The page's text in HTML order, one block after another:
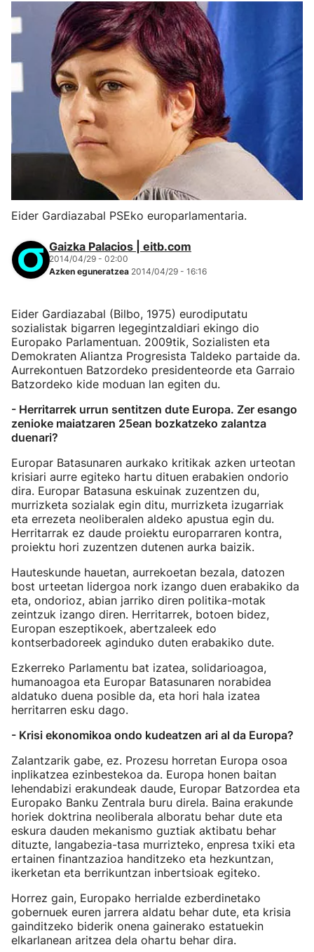
Eider Gardiazabal PSEko europarlamentaria.
Gaizka Palacios | eitb.com
2014/04/29 - 02:00
Azken eguneratzea 2014/04/29 - 16:16
Eider Gardiazabal (Bilbo, 1975) eurodiputatu
sozialistak bigarren legegintzaldiari ekingo dio
Europako Parlamentuan. 2009tik, Sozialisten eta
Demokraten Aliantza Progresista Taldeko partaide da.
Aurrekontuen Batzordeko presidenteorde eta Garraio
Batzordeko kide moduan lan egiten du.
- Herritarrek urrun sentitzen dute Europa. Zer esango
zenioke maiatzaren 25ean bozkatzeko zalantza
duenari?
Europar Batasunaren aurkako kritikak azken urteotan
krisiari aurre egiteko hartu dituen erabakien ondorio
dira. Europar Batasuna eskuinak zuzentzen du,
murrizketa sozialak egin ditu, murrizketa izugarriak
eta errezeta neoliberalen aldeko apustua egin du.
Herritarrak ez daude proiektu europarraren kontra,
proiektu hori zuzentzen dutenen aurka baizik.
Hauteskunde hauetan, aurrekoetan bezala, datozen
bost urteetan lidergoa nork izango duen erabakiko da
eta, ondorioz, abian jarriko diren politika-motak
zeintzuk izango diren. Herritarrek, botoen bidez,
Europan eszeptikoek, abertzaleek edo
kontserbadoreek aginduko duten erabakiko dute.
Ezkerreko Parlamentu bat izatea, solidarioagoa,
humanoagoa eta Europar Batasunaren norabidea
aldatuko duena posible da, eta hori hala izatea
herritarren esku dago.
- Krisi ekonomikoa ondo kudeatzen ari al da Europa?
Zalantzarik gabe, ez. Prozesu horretan Europa osoa
inplikatzea ezinbestekoa da. Europa honen baitan
lehendabizi erakundeak daude, Europar Batzordea eta
Europako Banku Zentrala buru direla. Baina erakunde
horiek doktrina neoliberala alboratu behar dute eta
eskura dauden mekanismo guztiak aktibatu behar
dituzte, langabezia-tasa murrizteko, enpresa txiki eta
ertainen finantzazioa handitzeko eta hezkuntzan,
ikerketan eta berrikuntzan inbertsioak egiteko.
Horrez gain, Europako herrialde ezberdinetako
gobernuek euren jarrera aldatu behar dute, eta krisia
gainditzeko biderik onena gainerako estatuekin
elkarlanean aritzea dela ohartu behar dira.